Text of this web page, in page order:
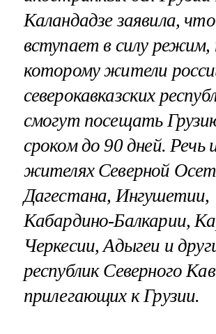
Каландадзе заявила,
вступает в силу режим,
которому жители
северокавказских
смогут посещать
сроком до 90 дней. Речь
жителях Северной
Дагестана, Ингушетии,
Кабардино-Балкарии,
Черкесии, Адыгеи и
республик Северного
прилегающих к Грузии.